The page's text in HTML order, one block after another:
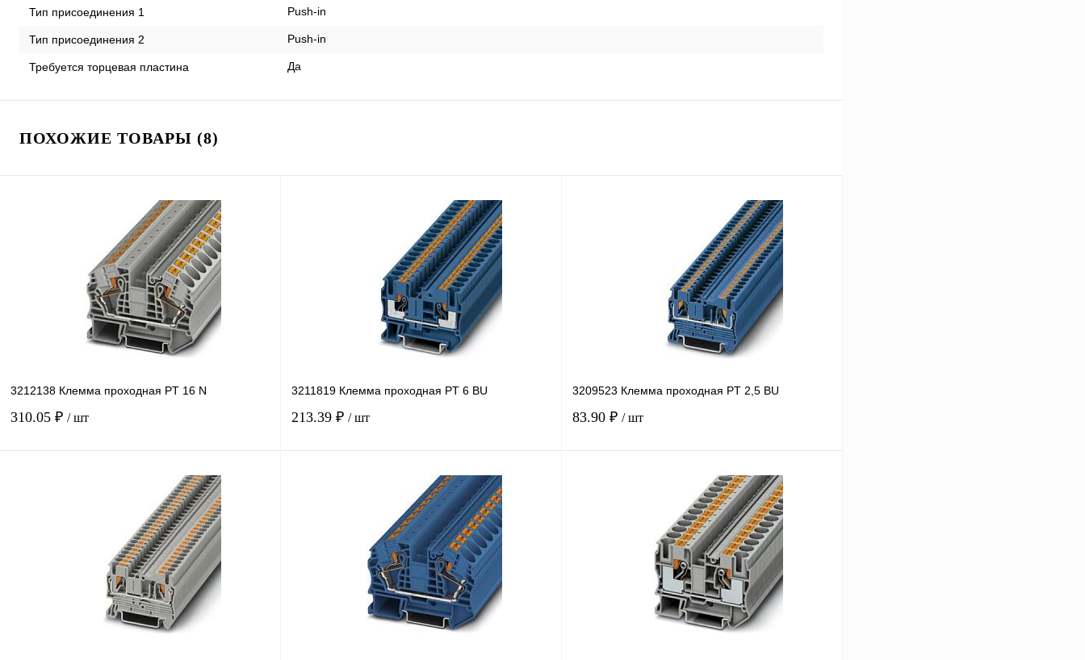
Тип присоединения 1 Push-in
Тип присоединения 2 Push-in
Требуется торцевая пластина Да
ПОХОЖИЕ ТОВАРЫ (8)
3212138 Клемма проходная PT 16 N
310.05 ₽ / шт
В корзину
Сравнение
наличии
3211819 Клемма проходная PT 6 BU
213.39 ₽ / шт
В корзину
Сравнение
наличии
3209523 Клемма проходная PT 2,5 BU
83.90 ₽ / шт
В корзину
Сравнение
Под заказ